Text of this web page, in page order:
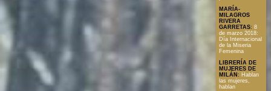
MARÍA-
MILAGROS
RIVERA
GARRETAS: 8
de marzo 2018:
Día Internacional
de la Miseria
Femenina
LIBRERÍA DE
MUJERES DE
MILÁN : Hablan
las mujeres,
hablan